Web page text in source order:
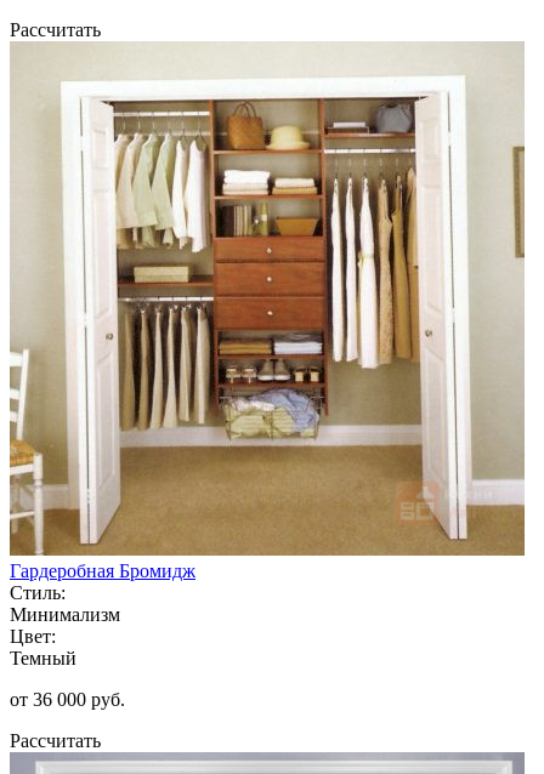
Рассчитать
Гардеробная Бромидж
Стиль:
Минимализм
Цвет:
Темный
от 36 000 руб.
Рассчитать